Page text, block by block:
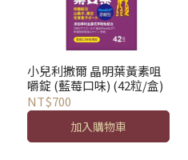
小兒利撒爾 晶明葉黃素咀
嚼錠 (藍莓口味) (42粒/盒)
NT$700
加入購物車